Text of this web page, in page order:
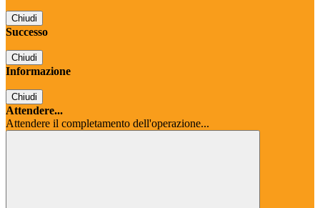
Chiudi
Successo
Chiudi
Informazione
Chiudi
Attendere...
Attendere il completamento dell'operazione...